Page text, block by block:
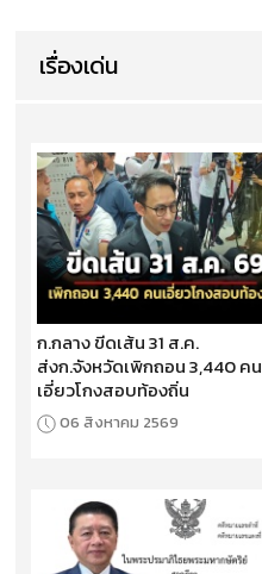
เรื่องเด่น
ก.กลาง ขีดเส้น 31 ส.ค.
ส่งก.จังหวัดเพิกถอน 3,440 คน
เอี่ยวโกงสอบท้องถิ่น
06 สิงหาคม 2569